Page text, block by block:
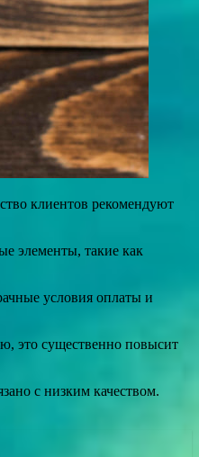
клиентов рекомендуют
элементы, такие как
условия оплаты и
это существенно повысит
с низким качеством.